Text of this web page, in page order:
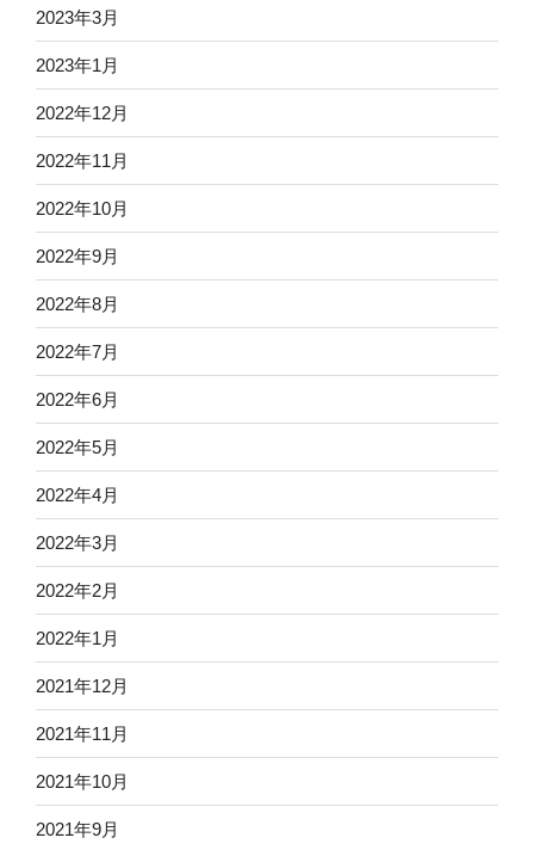
2023年3月
2023年1月
2022年12月
2022年11月
2022年10月
2022年9月
2022年8月
2022年7月
2022年6月
2022年5月
2022年4月
2022年3月
2022年2月
2022年1月
2021年12月
2021年11月
2021年10月
2021年9月